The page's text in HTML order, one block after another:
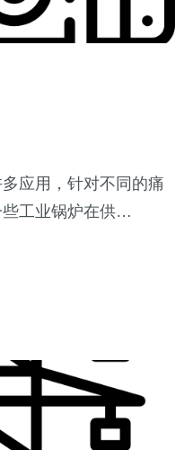
应用，针对不同的痛
些工业锅炉在供…